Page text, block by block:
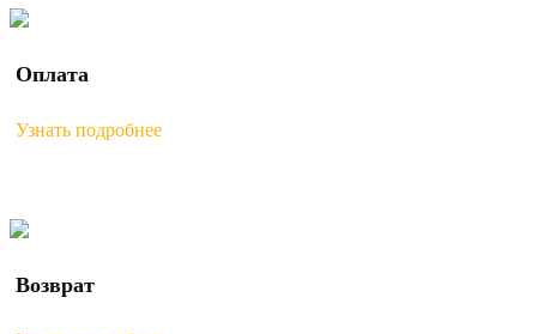
Оплата
Узнать подробнее
Возврат